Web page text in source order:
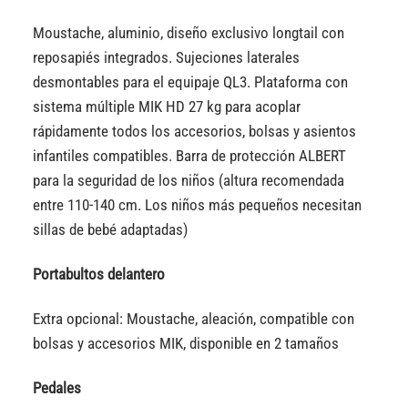
Moustache, aluminio, diseño exclusivo longtail con
reposapiés integrados. Sujeciones laterales
desmontables para el equipaje QL3. Plataforma con
sistema múltiple MIK HD 27 kg para acoplar
rápidamente todos los accesorios, bolsas y asientos
infantiles compatibles. Barra de protección ALBERT
para la seguridad de los niños (altura recomendada
entre 110-140 cm. Los niños más pequeños necesitan
sillas de bebé adaptadas)
Portabultos delantero
Extra opcional: Moustache, aleación, compatible con
bolsas y accesorios MIK, disponible en 2 tamaños
Pedales